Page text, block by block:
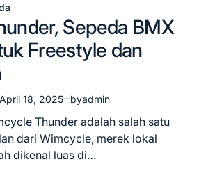
Sepeda BMX
Freestyle dan
April 18, 2025 byadmin
Thunder adalah salah satu
dari Wimcycle, merek lokal
dikenal luas di…